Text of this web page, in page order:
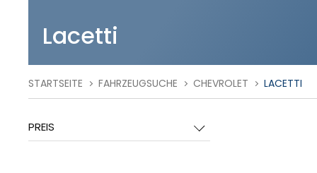
Lacetti
STARTSEITE FAHRZEUGSUCHE CHEVROLET LACETTI
PREIS